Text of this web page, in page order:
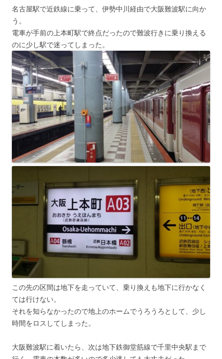
名古屋駅で近鉄線に乗って、伊勢中川経由で大阪難波駅に向か
う。
電車が手前の上本町駅で終点だったので難波行きに乗り換える
のに少し駅で迷ってしまった。
この先の区間は地下を走っていて、乗り換えも地下に行かなく
ては行けない。
それを知らなかったので地上のホームでうろうろとして、少し
時間をロスしてしまった。
大阪難波駅に着いたら、次は地下鉄御堂筋線で千里中央駅まで